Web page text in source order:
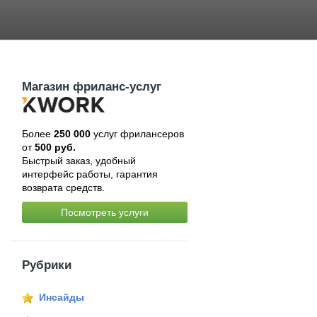
Магазин фриланс-услуг
Более 250 000услуг фрилансеров
от500 руб.
Быстрый заказ, удобный
интерфейс работы, гарантия
возврата средств.
Посмотреть услуги
Рубрики
Инсайды